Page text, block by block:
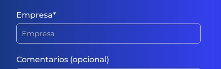
Empresa*
Comentarios (opcional)